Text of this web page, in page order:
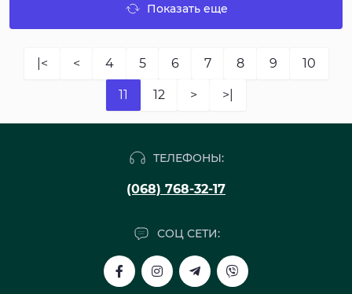
Показать еще
|< < 4 5 6 7 8 9 10
11 12 > >|
ТЕЛЕФОНЫ:
(068) 768-32-17
СОЦ СЕТИ: